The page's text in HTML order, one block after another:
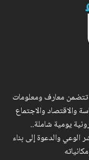
معارف ومعلومات
والاقتصاد والاجتماع
يومية شاملة..
والدعوة إلى بناء